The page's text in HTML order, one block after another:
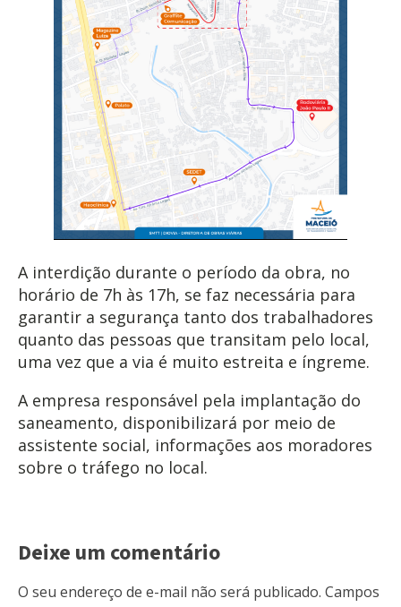
A interdição durante o período da obra, no
horário de 7h às 17h, se faz necessária para
garantir a segurança tanto dos trabalhadores
quanto das pessoas que transitam pelo local,
uma vez que a via é muito estreita e íngreme.
A empresa responsável pela implantação do
saneamento, disponibilizará por meio de
assistente social, informações aos moradores
sobre o tráfego no local.
Deixe um comentário
O seu endereço de e-mail não será publicado. Campos